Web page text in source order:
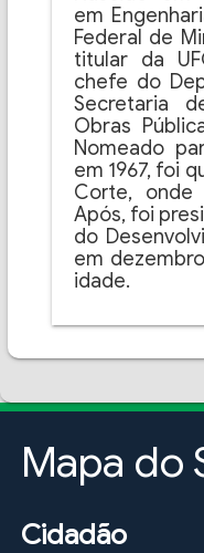
em
Federal de
titular da
chefe do
Secretaria
Obras
Nomeado
em 1967, foi
Corte, onde
Após, foi
do
em
idade.
Mapa do
Cidadão